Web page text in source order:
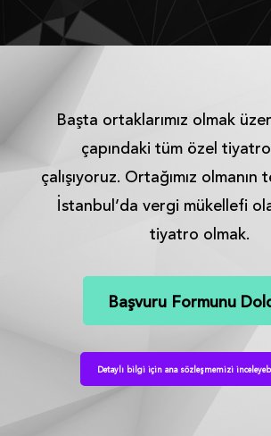
Başta ortaklarımız olmak
çapındaki tüm özel
çalışıyoruz. Ortağımız olmanın
İstanbul’da vergi mükellefi
tiyatro olmak.
Başvuru Formunu
Detaylı bilgi için ana sözleşmemizi